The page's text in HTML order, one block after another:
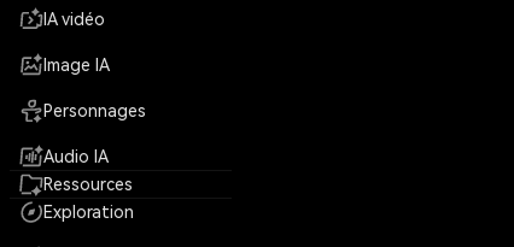
IA vidéo
Image IA
Personnages
Audio IA
Ressources
Exploration